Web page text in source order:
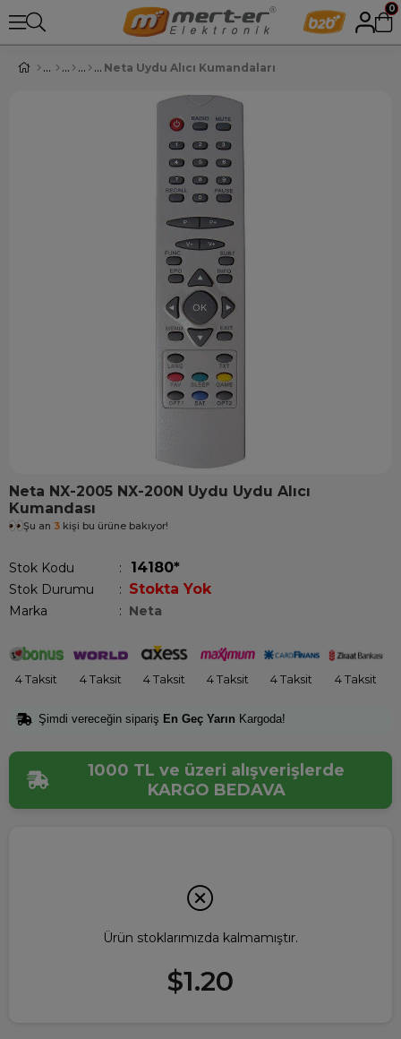
0
Neta Uydu Alıcı Kumandaları
Neta NX-2005 NX-200N Uydu Uydu Alıcı
Kumandası
Şu an 3 kişi bu ürüne bakıyor!
Stok Kodu 14180*
Stok Durumu : Stokta Yok
Marka : Neta
4 Taksit 4 Taksit 4 Taksit 4 Taksit 4 Taksit 4 Taksit
Şimdi vereceğin sipariş En Geç Yarın Kargoda!
1000 TL ve üzeri alışverişlerde
KARGO BEDAVA
Ürün stoklarımızda kalmamıştır.
$1.20